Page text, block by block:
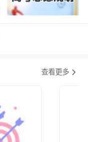
查看更多